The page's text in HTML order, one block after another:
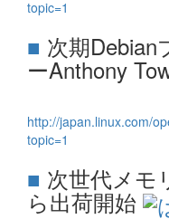
topic=1
■ 次期
ーAnthony
http://japan.linux.com/
topic=1
■ 次世代メモ
ら出荷開始